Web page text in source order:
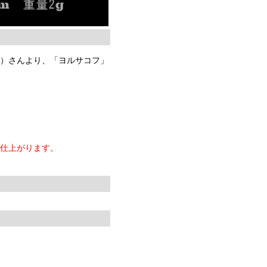
さんより、「ヨルサコフ」
上がります。